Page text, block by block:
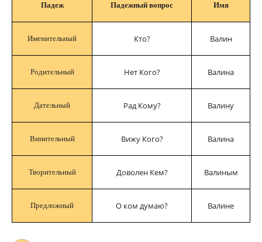
Падеж Падежный вопрос Имя
Именительный Кто? Валин
Родительный Нет Кого? Валина
Дательный Рад Кому? Валину
Винительный Вижу Кого? Валина
Творительный Доволен Кем? Валиным
Предложный О ком думаю? Валине